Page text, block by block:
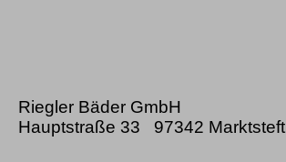
Riegler Bäder GmbH
Hauptstraße 33 97342 Marktsteft